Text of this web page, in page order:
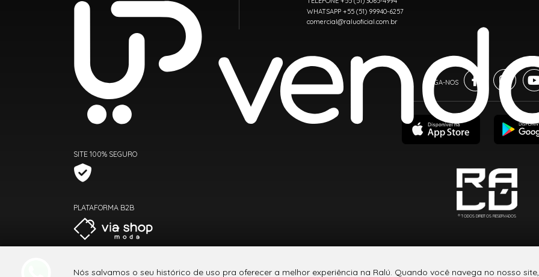
SITE 100% SEGURO
PLATAFORMA B2B
WHATSAPP +55 (51) 99940-6257
comercial@raluoficial.com.br
® TODOS DIREITOS RESERVADOS
Nós salvamos o seu histórico de uso pra oferecer a melhor experiência na Ralú. Quando você navega no nosso